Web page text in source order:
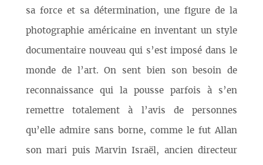
sa force et sa détermination, une figure de la
photographie américaine en inventant un style
documentaire nouveau qui s’est imposé dans le
monde de l’art. On sent bien son besoin de
reconnaissance qui la pousse parfois à s’en
remettre totalement à l’avis de personnes
qu’elle admire sans borne, comme le fut Allan
son mari puis Marvin Israël, ancien directeur